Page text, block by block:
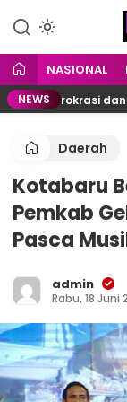
NASIONAL
NEWS
Birokrasi dan
Daerah
Kotabaru
Pemkab
Pasca
admin
Rabu, 18 Juni